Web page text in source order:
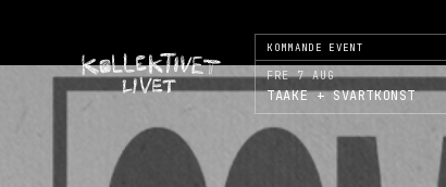
KOMMANDE EVENT
FRE 7 AUG
TAAKE + SVARTKONST